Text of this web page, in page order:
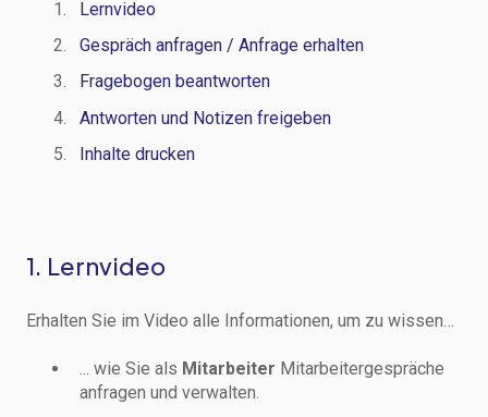
Lernvideo
Gespräch anfragen / Anfrage erhalten
Fragebogen beantworten
Antworten und Notizen freigeben
Inhalte drucken
1. Lernvideo
Erhalten Sie im Video alle Informationen, um zu wissen…
... wie Sie als Mitarbeiter Mitarbeitergespräche
anfragen und verwalten.